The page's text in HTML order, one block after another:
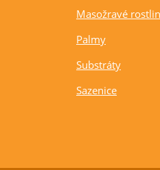
Masožravé
Palmy
Substráty
Sazenice